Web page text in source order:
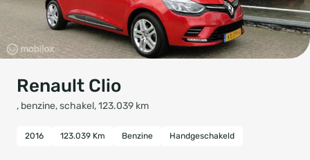
Renault Clio
, benzine, schakel, 123.039 km
2016 123.039 Km Benzine Handgeschakeld